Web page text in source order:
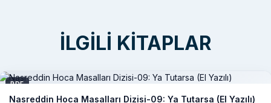
İLGILI KITAPLAR
PDF
Nasreddin Hoca Masalları Dizisi-09: Ya Tutarsa (El Yazılı)